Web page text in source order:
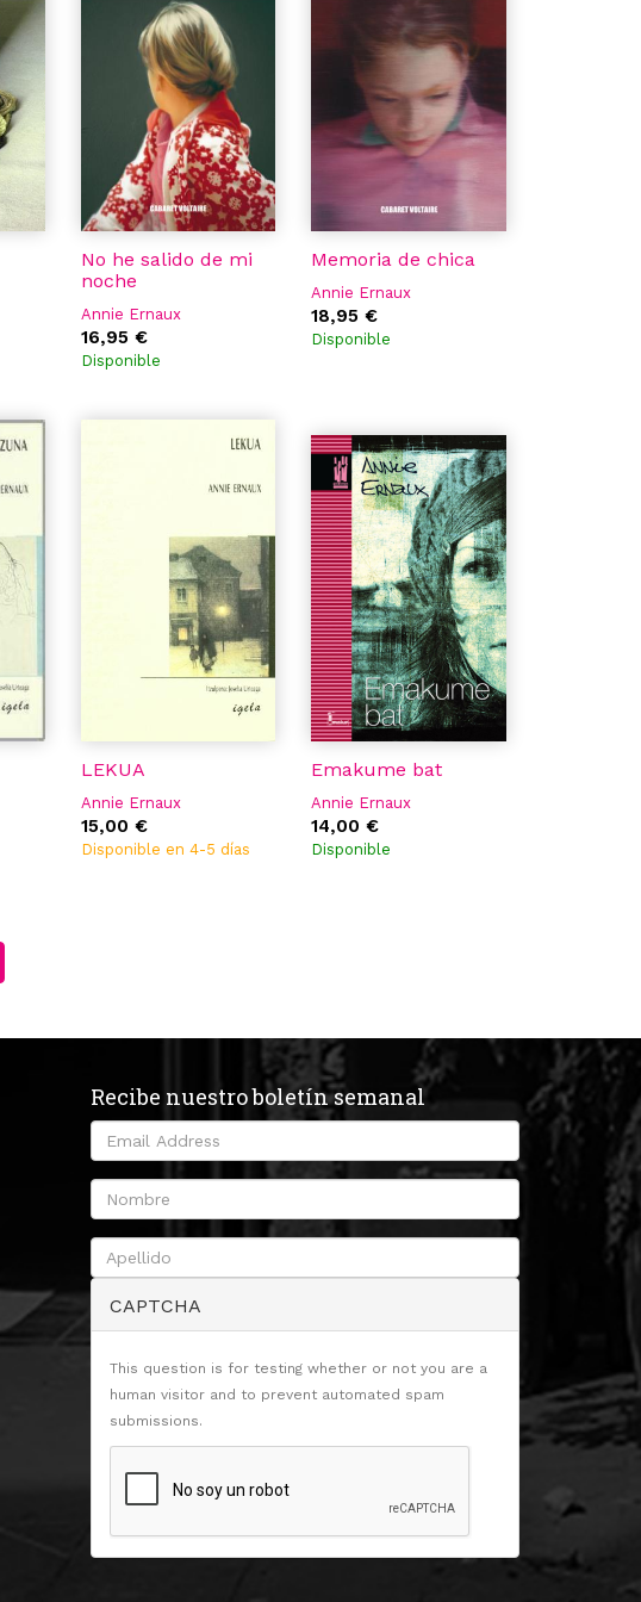
No he salido de mi
noche
Annie Ernaux
16,95 €
Disponible
Memoria de chica
Annie Ernaux
18,95 €
Disponible
LEKUA
Annie Ernaux
15,00 €
Disponible en 4-5 días
Emakume bat
Annie Ernaux
14,00 €
Disponible
Recibe nuestro boletín semanal
CAPTCHA
This question is for testing whether or not you are a
human visitor and to prevent automated spam
submissions.